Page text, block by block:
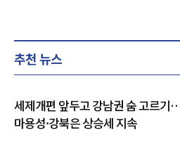
추천 뉴스
세제개편 앞두고 강남권 숨 고르기
마용성·강북은 상승세 지속